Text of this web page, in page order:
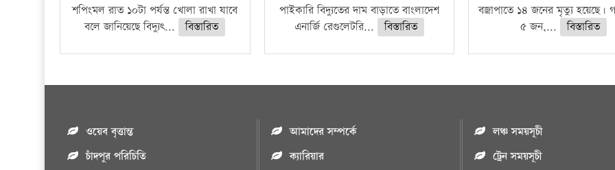
শপিংমল রাত ১০টা পর্যন্ত খোলা রাখা যাবে
বলে জানিয়েছে বিদ্যুৎ...
বিস্তারিত
পাইকারি বিদ্যুতের দাম বাড়াতে বাংলাদেশ
এনার্জি রেগুলেটরি...
বিস্তারিত
বজ্রাপাতে ১৪ জনের মৃত্যু হয়েছে।
৫ জন,...
বিস্তারিত
ওয়েব বৃত্তান্ত
চাঁদপুর পরিচিতি
আমাদের সম্পর্কে
ক্যারিয়ার
লঞ্চ সময়সূচী
ট্রেন সময়সূচী